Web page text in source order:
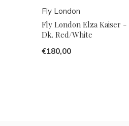
Fly London
Fly London Elza Kaiser -
Dk. Red/White
€180,00